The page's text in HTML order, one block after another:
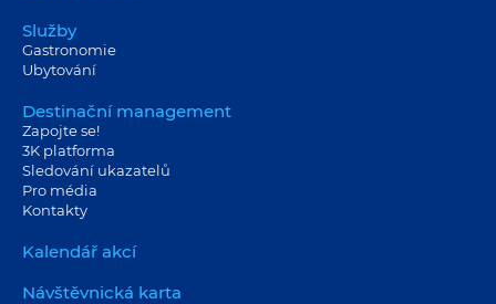
Služby
Gastronomie
Ubytování
Destinační management
Zapojte se!
3K platforma
Sledování ukazatelů
Pro média
Kontakty
Kalendář akcí
Návštěvnická karta